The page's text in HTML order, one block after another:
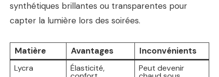
synthétiques brillantes ou transparentes pour
capter la lumière lors des soirées.
Matière Avantages Inconvénients
Lycra Élasticité, Peut devenir